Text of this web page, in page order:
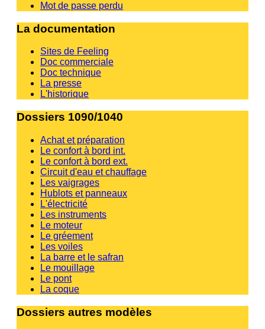
Mot de passe perdu
La documentation
Sites de Feeling
Doc commerciale
Doc technique
La presse
L'historique
Dossiers 1090/1040
Achat et préparation
Le confort à bord int.
Le confort à bord ext.
Circuit d'eau et chauffage
Les vaigrages
Hublots et panneaux
L'électricité
Les instruments
Le moteur
Le gréement
Les voiles
La barre et le safran
Le mouillage
Le pont
La coque
Dossiers autres modèles